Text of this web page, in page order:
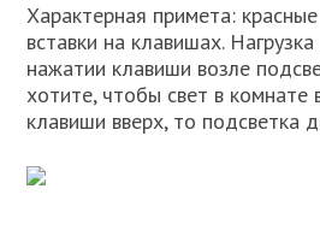
Характерная примета:
вставки на клавишах.
нажатии клавиши возле
хотите, чтобы свет в комнате
клавиши вверх, то подсветка